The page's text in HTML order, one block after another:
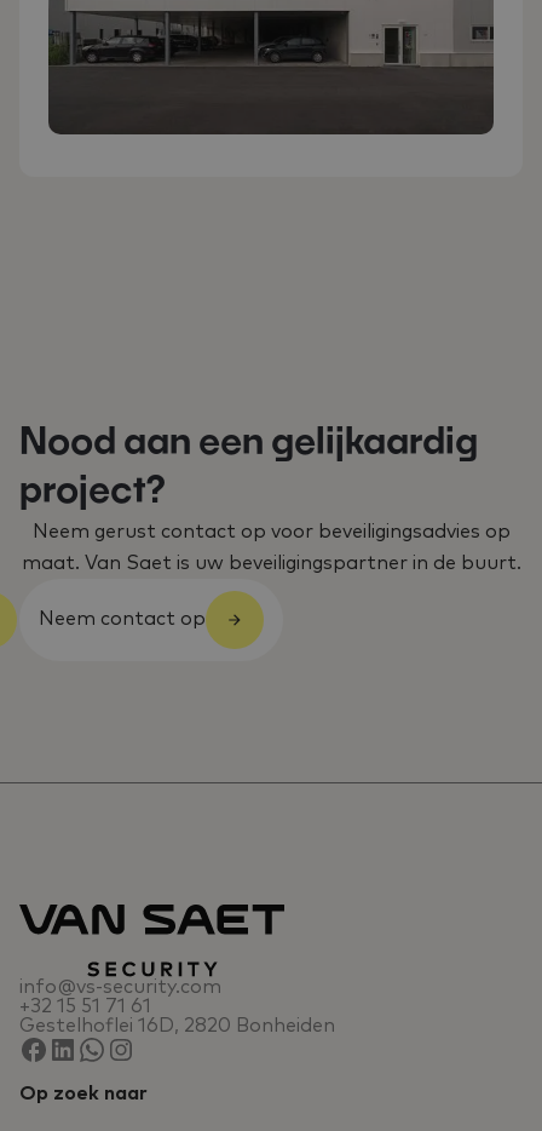
Nood aan een gelijkaardig
project?
Neem gerust contact op voor beveiligingsadvies op
maat. Van Saet is uw beveiligingspartner in de buurt.
Neem contact op
info@vs-security.com
+32 15 51 71 61
Gestelhoflei 16D, 2820 Bonheiden
Op zoek naar